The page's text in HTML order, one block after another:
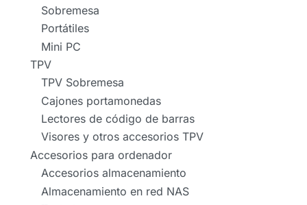
Sobremesa
Portátiles
Mini PC
TPV
TPV Sobremesa
Cajones portamonedas
Lectores de código de barras
Visores y otros accesorios TPV
Accesorios para ordenador
Accesorios almacenamiento
Almacenamiento en red NAS